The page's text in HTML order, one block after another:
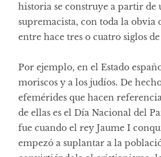
historia se construye a partir de
supremacista, con toda la obvia
entre hace tres o cuatro siglos
Por ejemplo, en el Estado
moriscos y a los judíos. De
efemérides que hacen
de ellas es el Día Nacional del
fue cuando el rey Jaume I
empezó a suplantar a la